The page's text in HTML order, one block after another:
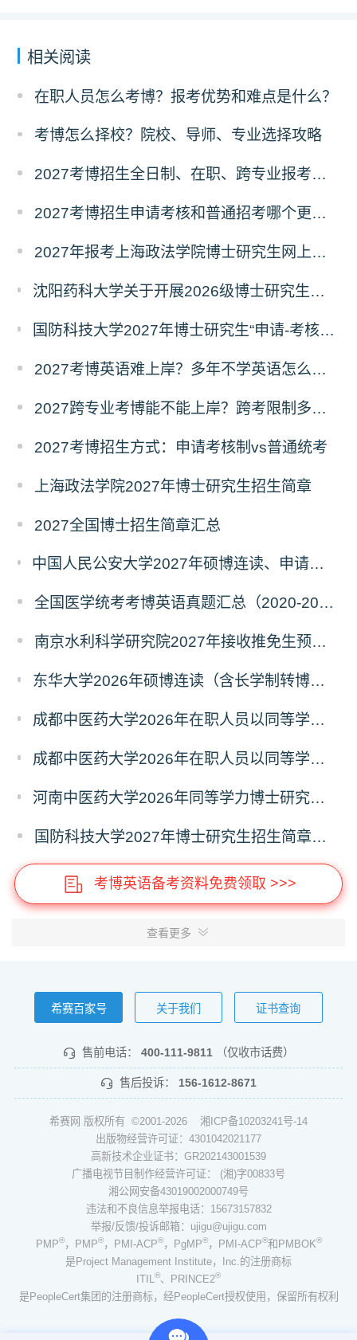
相关阅读
在职人员怎么考博？报考优势和难点是什么？
考博怎么择校？院校、导师、专业选择攻略
2027考博招生全日制、在职、跨专业报考要求
2027考博招生申请考核和普通招考哪个更好考？
2027年报考上海政法学院博士研究生网上报名公告
沈阳药科大学关于开展2026级博士研究生录取后信息采集及档案调取等相关工作的通知
国防科技大学2027年博士研究生“申请-考核”制招生专业基础笔试考试大纲
2027考博英语难上岸？多年不学英语怎么备考？
2027跨专业考博能不能上岸？跨考限制多不多？
2027考博招生方式：申请考核制vs普通统考
上海政法学院2027年博士研究生招生简章
2027全国博士招生简章汇总
中国人民公安大学2027年硕博连读、申请考核、本科直博博士研究生招生报名事宜的通知
全国医学统考考博英语真题汇总（2020-2026年）
南京水利科学研究院2027年接收推免生预报名公告
东华大学2026年硕博连读（含长学制转博）博士研究生拟录取名单公示
成都中医药大学2026年在职人员以同等学力申请中西医结合博士学术学位招生章程
成都中医药大学2026年在职人员以同等学力申请中医博士专业学位招生章程
河南中医药大学2026年同等学力博士研究生招生拟进入复试人员名单公示
国防科技大学2027年博士研究生招生简章（预发版）
考博英语备考资料免费领取 >>>
查看更多
希赛百家号 关于我们 证书查询
售前电话： 400-111-9811 （仅收市话费）
售后投诉： 156-1612-8671
希赛网 版权所有 ©2001-2026 湘ICP备10203241号-14
出版物经营许可证：4301042021177
高新技术企业证书：GR202143001539
广播电视节目制作经营许可证： (湘)字00833号
湘公网安备43019002000749号
违法和不良信息举报电话：15673157832
举报/反馈/投诉邮箱：ujigu@ujigu.com
PMP®，PMP®，PMI-ACP®，PgMP®，PMI-ACP®和PMBOK®
是Project Management Institute，Inc.的注册商标
ITIL
®、PRINCE2®
是PeopleCert集团的注册商标，经PeopleCert授权使用，保留所有权利